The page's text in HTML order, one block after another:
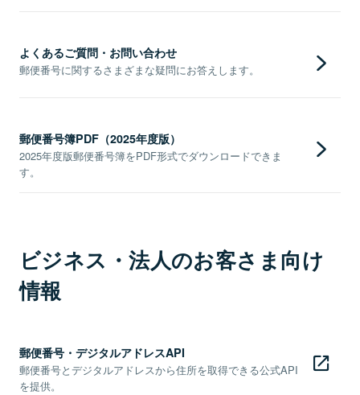
よくあるご質問・お問い合わせ
郵便番号に関するさまざまな疑問にお答えします。
郵便番号簿PDF（2025年度版）
2025年度版郵便番号簿をPDF形式でダウンロードできま
す。
ビジネス・法人のお客さま向け
情報
郵便番号・デジタルアドレスAPI
郵便番号とデジタルアドレスから住所を取得できる公式API
を提供。